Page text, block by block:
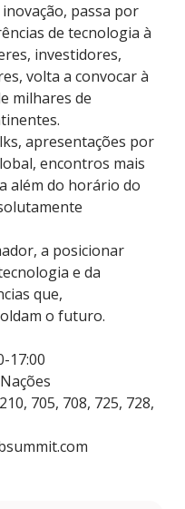
passa por
de tecnologia à
investidores,
volta a convocar à
milhares de
apresentações por
encontros mais
além do horário do
a posicionar
e da
que,
o futuro.
17:00
705, 708, 725, 728,